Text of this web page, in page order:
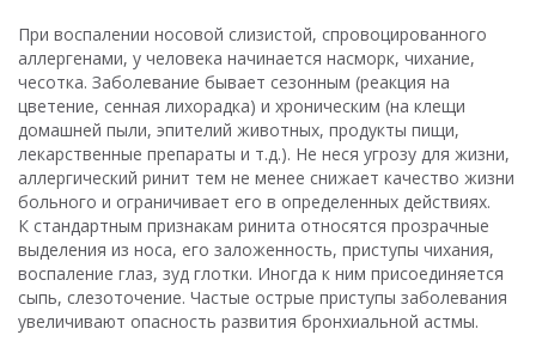
При воспалении носовой слизистой, спровоцированного
аллергенами, у человека начинается насморк, чихание,
чесотка. Заболевание бывает сезонным (реакция на
цветение, сенная лихорадка) и хроническим (на клещи
домашней пыли, эпителий животных, продукты пищи,
лекарственные препараты и т.д.). Не неся угрозу для жизни,
аллергический ринит тем не менее снижает качество жизни
больного и ограничивает его в определенных действиях.
К стандартным признакам ринита относятся прозрачные
выделения из носа, его заложенность, приступы чихания,
воспаление глаз, зуд глотки. Иногда к ним присоединяется
сыпь, слезоточение. Частые острые приступы заболевания
увеличивают опасность развития бронхиальной астмы.